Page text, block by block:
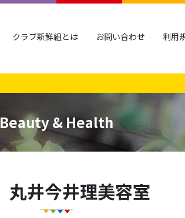
クラブ新鮮組とは お問い合わせ 利用
Beauty & Health
丸井今井理美容室